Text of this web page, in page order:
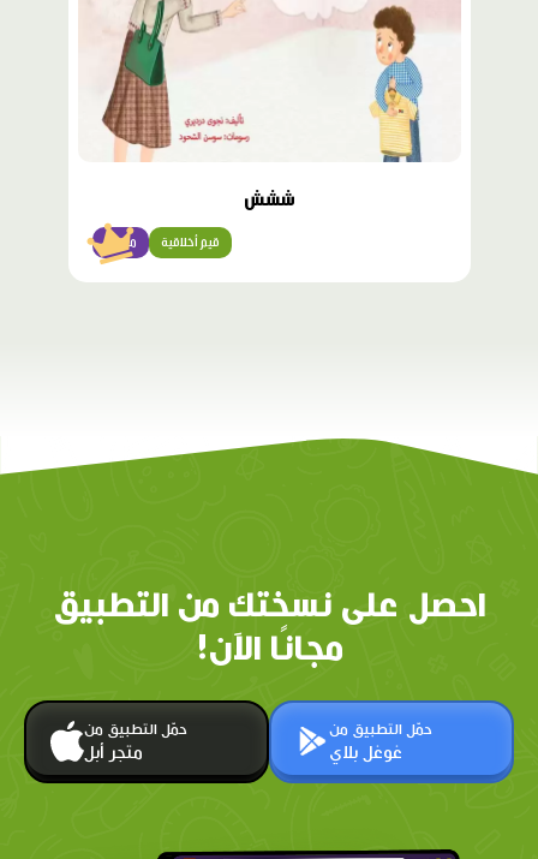
ششش
مبتدئ قيم أخلاقية
احصل على نسختك من التطبيق
مجانًا الآن!
حمّل التطبيق من
متجر أبل
حمّل التطبيق من
غوغل بلاي